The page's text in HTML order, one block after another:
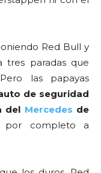
Red Bull y
tres paradas que
las papayas
de seguridad
del Mercedes de
por completo a